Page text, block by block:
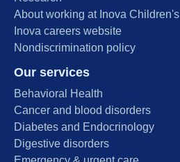
About working at Inova Children's
Inova careers website
Nondiscrimination policy
Our services
Behavioral Health
Cancer and blood disorders
Diabetes and Endocrinology
Digestive disorders